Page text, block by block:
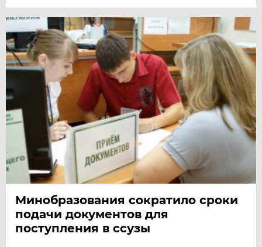
Минобразования сократило сроки
подачи документов для
поступления в ссузы